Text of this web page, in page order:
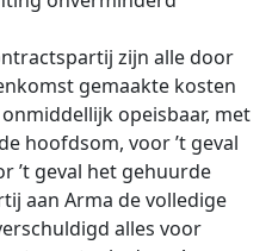
zijn alle door
gemaakte kosten
opeisbaar, met
hoofdsom, voor ’t geval
’t geval het gehuurde
aan Arma de volledige
alles voor